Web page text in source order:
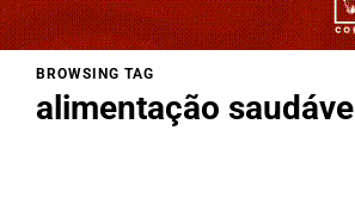
BROWSING TAG
alimentação saudável